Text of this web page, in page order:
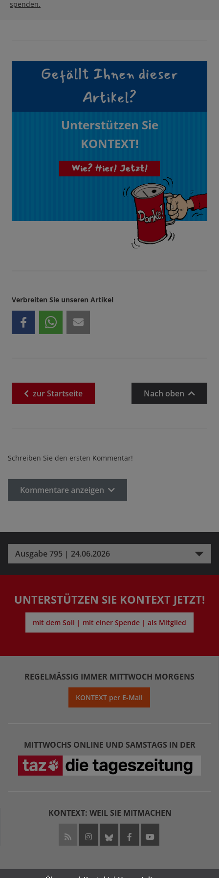
spenden.
Gefällt Ihnen dieser
Artikel?
Unterstützen Sie
KONTEXT!
Wie? Hier! Jetzt!
Verbreiten Sie unseren Artikel
zurStartseite Nach oben
Schreiben Sie den ersten Kommentar!
Kommentare anzeigen
Ausgabe 795 | 24.06.2026
UNTERSTÜTZEN SIE KONTEXT JETZT!
mit dem Soli | mit einer Spende | als Mitglied
REGELMÄSSIG IMMER MITTWOCH MORGENS
KONTEXT per E-Mail
MITTWOCHS ONLINE UND SAMSTAGS IN DER
KONTEXT: WEIL SIE MITMACHEN